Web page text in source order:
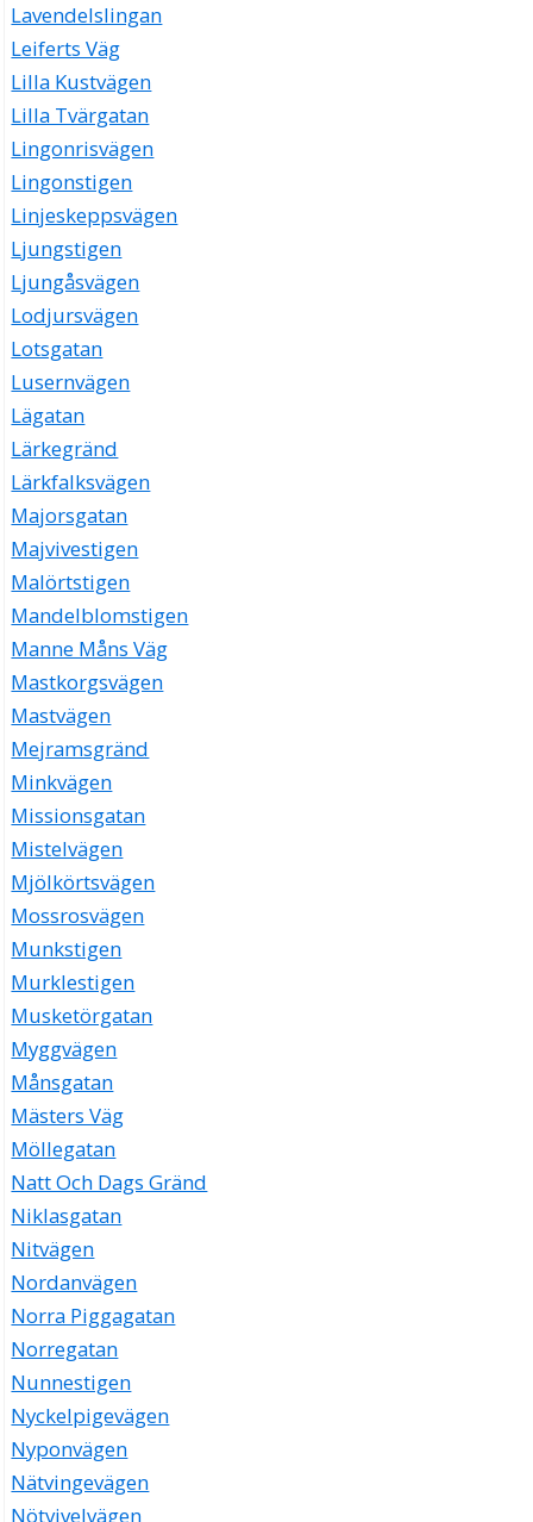
Lavendelslingan
Leiferts Väg
Lilla Kustvägen
Lilla Tvärgatan
Lingonrisvägen
Lingonstigen
Linjeskeppsvägen
Ljungstigen
Ljungåsvägen
Lodjursvägen
Lotsgatan
Lusernvägen
Lägatan
Lärkegränd
Lärkfalksvägen
Majorsgatan
Majvivestigen
Malörtstigen
Mandelblomstigen
Manne Måns Väg
Mastkorgsvägen
Mastvägen
Mejramsgränd
Minkvägen
Missionsgatan
Mistelvägen
Mjölkörtsvägen
Mossrosvägen
Munkstigen
Murklestigen
Musketörgatan
Myggvägen
Månsgatan
Mästers Väg
Möllegatan
Natt Och Dags Gränd
Niklasgatan
Nitvägen
Nordanvägen
Norra Piggagatan
Norregatan
Nunnestigen
Nyckelpigevägen
Nyponvägen
Nätvingevägen
Nötvivelvägen